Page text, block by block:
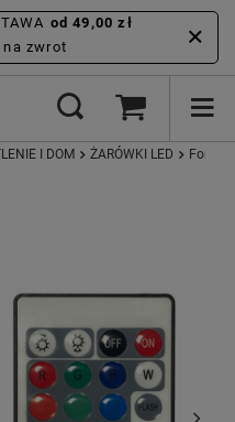
od 49,00 zł
na zwrot
I DOM ŻARÓWKI LED